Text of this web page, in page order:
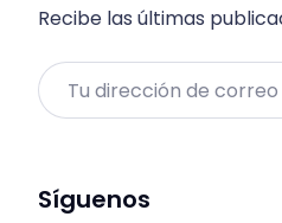
Recibe las últimas
Email
Síguenos